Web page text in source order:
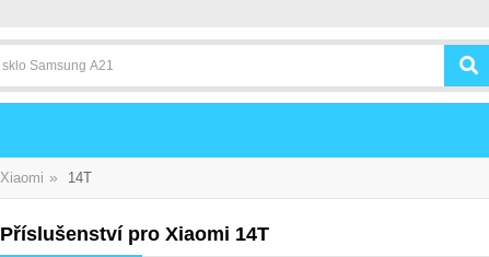
Xiaomi » 14T
Příslušenství pro Xiaomi 14T